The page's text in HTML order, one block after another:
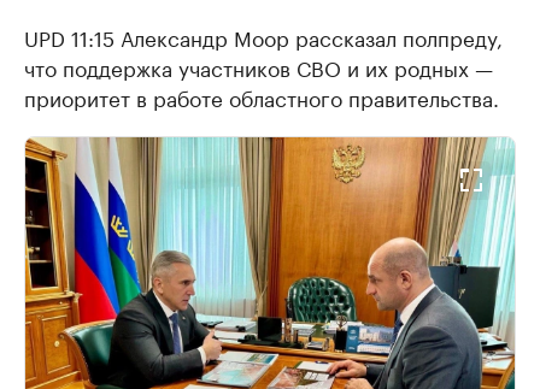
UPD 11:15 Александр Моор рассказал полпреду,
что поддержка участников СВО и их родных —
приоритет в работе областного правительства.